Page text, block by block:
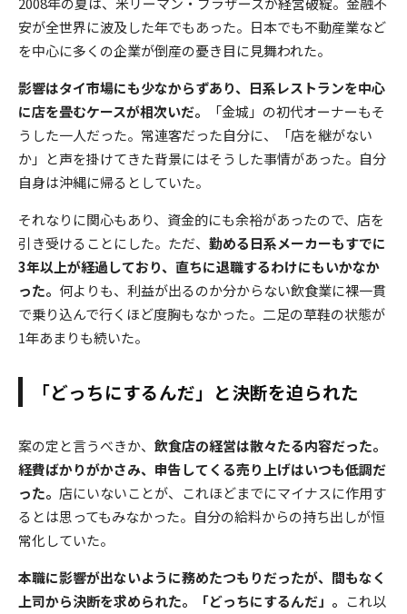
安が全世界に波及した年でもあった。日本でも不動産業など
を中心に多くの企業が倒産の憂き目に見舞われた。
影響はタイ市場にも少なからずあり、日系レストランを中心
に店を畳むケースが相次いだ。
「金城」の初代オーナーもそ
うした一人だった。常連客だった自分に、「店を継がない
か」と声を掛けてきた背景にはそうした事情があった。自分
自身は沖縄に帰るとしていた。
それなりに関心もあり、資金的にも余裕があったので、店を
引き受けることにした。ただ、 勤める日系メーカーもすでに
3年以上が経過しており、直ちに退職するわけにもいかなか
った。 何よりも、利益が出るのか分からない飲食業に裸一貫
で乗り込んで行くほど度胸もなかった。二足の草鞋の状態が
1年あまりも続いた。
「どっちにするんだ」と決断を迫られた
案の定と言うべきか、 飲食店の経営は散々たる内容だった。
経費ばかりがかさみ、申告してくる売り上げはいつも低調だ
った。 店にいないことが、これほどまでにマイナスに作用す
るとは思ってもみなかった。自分の給料からの持ち出しが恒
常化していた。
本職に影響が出ないように務めたつもりだったが、間もなく
上司から決断を求められた。「どっちにするんだ」。 これ以